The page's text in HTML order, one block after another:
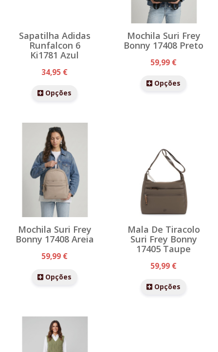
Sapatilha Adidas
Runfalcon 6
Ki1781 Azul
34,95 €
Opções
Mochila Suri Frey
Bonny 17408 Preto
59,99 €
Opções
Mochila Suri Frey
Bonny 17408 Areia
59,99 €
Opções
Mala De Tiracolo
Suri Frey Bonny
17405 Taupe
59,99 €
Opções